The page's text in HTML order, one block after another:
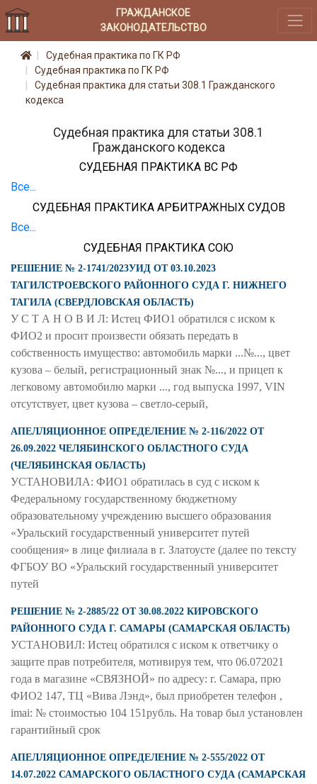
ГРАЖДАНСКОЕ
ЗАКОНОДАТЕЛЬСТВО
Судебная практика по ГК РФ
Судебная практика по ГК РФ
Судебная практика для статьи 308.1 Гражданского
кодекса
Судебная практика для статьи 308.1
Гражданского кодекса
СУДЕБНАЯ ПРАКТИКА ВС РФ
Все...
СУДЕБНАЯ ПРАКТИКА АРБИТРАЖНЫХ СУДОВ
Все...
СУДЕБНАЯ ПРАКТИКА СОЮ
РЕШЕНИЕ № 2-1741/2023УИД ОТ 03.10.2023
ТАГИЛСТРОЕВСКОГО РАЙОННОГО СУДА Г. НИЖНЕГО
ТАГИЛА (СВЕРДЛОВСКАЯ ОБЛАСТЬ)
У С Т А Н О В И Л: Истец ФИО1 обратился с иском к
ФИО2 и просит произвести обязать передать в
собственность имущество: автомобиль марки ...№..., цвет
кузова – белый, регистрационный знак №..., и прицеп к
легковому автомобилю марки ..., год выпуска 1997, VIN
отсутствует, цвет кузова – светло-серый,
АПЕЛЛЯЦИОННОЕ ОПРЕДЕЛЕНИЕ № 2-116/2022 ОТ
26.09.2022 ЧЕЛЯБИНСКОГО ОБЛАСТНОГО СУДА
(ЧЕЛЯБИНСКАЯ ОБЛАСТЬ)
УСТАНОВИЛА: ФИО1 обратилась в суд с иском к
Федеральному государственному бюджетному
образовательному учреждению высшего образования
«Уральский государственный университет путей
сообщения» в лице филиала в г. Златоусте (далее по тексту
ФГБОУ ВО «Уральский государственный университет
путей
РЕШЕНИЕ № 2-2885/22 ОТ 30.08.2022 КИРОВСКОГО
РАЙОННОГО СУДА Г. САМАРЫ (САМАРСКАЯ ОБЛАСТЬ)
УСТАНОВИЛ: Истец обратился с иском к ответчику о
защите прав потребителя, мотивируя тем, что 06.072021
года в магазине «СВЯЗНОЙ» по адресу: г. Самара, прю
ФИО2 147, ТЦ «Вива Лэнд», был приобретен телефон ,
imai: № стоимостью 104 151рубль. На товар был установлен
гарантийный срок
АПЕЛЛЯЦИОННОЕ ОПРЕДЕЛЕНИЕ № 2-555/2022 ОТ
14.07.2022 САМАРСКОГО ОБЛАСТНОГО СУДА (САМАРСКАЯ